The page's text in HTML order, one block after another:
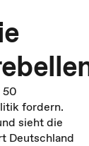
50
fordern.
sieht die
Deutschland